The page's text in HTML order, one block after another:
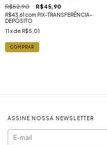
R$52,90 R$45,90
R$43,61 com PIX-TRANSFERÊNCIA-
DEPÓSITO
11 x de R$5,01
COMPRAR
ASSINE NOSSA NEWSLETTER